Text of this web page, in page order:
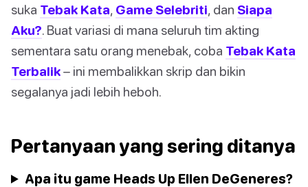
suka Tebak Kata, Game Selebriti, dan Siapa
Aku?. Buat variasi di mana seluruh tim akting
sementara satu orang menebak, coba Tebak Kata
Terbalik– ini membalikkan skrip dan bikin
segalanya jadi lebih heboh.
Pertanyaan yang sering ditanya
Apa itu game Heads Up Ellen DeGeneres?